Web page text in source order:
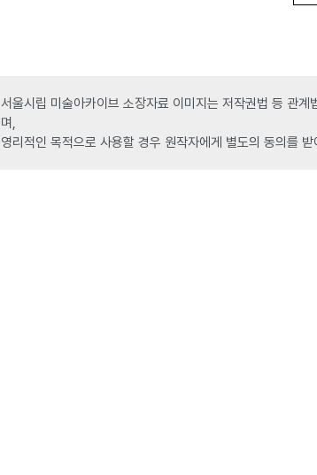
서울시립 미술아카이브 소장자료 이미지는 저작권법 등 관
며,
영리적인 목적으로 사용할 경우 원작자에게 별도의 동의를